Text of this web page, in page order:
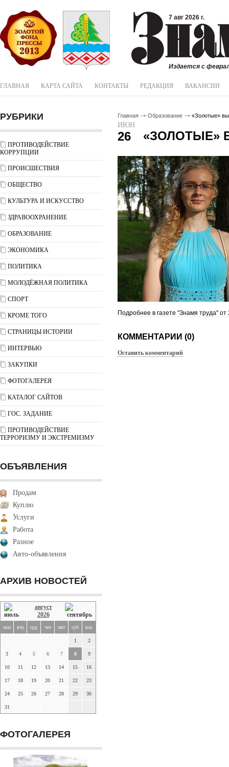
7 авг 2026 г.
Издается с
ГЛАВНАЯ КАРТА САЙТА КОНТАКТЫ РЕДАКЦИЯ ВАКАНСИИ
РУБРИКИ
ПРОТИВОДЕЙСТВИЕ
КОРРУПЦИИ
ПРОИСШЕСТВИЯ
ОБЩЕСТВО
КУЛЬТУРА И ИСКУССТВО
ЗДРАВООХРАНЕНИЕ
ОБРАЗОВАНИЕ
ЭКОНОМИКА
ПОЛИТИКА
МОЛОДЁЖНАЯ ПОЛИТИКА
СПОРТ
КРОМЕ ТОГО
СТРАНИЦЫ ИСТОРИИ
ИНТЕРВЬЮ
ЗАКУПКИ
ФОТОГАЛЕРЕЯ
КАТАЛОГ САЙТОВ
ГОС. ЗАДАНИЕ
ПРОТИВОДЕЙСТВИЕ
ТЕРРОРИЗМУ И ЭКСТРЕМИЗМУ
ОБЪЯВЛЕНИЯ
Продам
Куплю
Услуги
Работа
Разное
Авто-объявления
АРХИВ НОВОСТЕЙ
август
2026
пон втр срд чет пят суб вск
1 2
3 4 5 6 7 8 9
10 11 12 13 14 15 16
17 18 19 20 21 22 23
24 25 26 27 28 29 30
31
ФОТОГАЛЕРЕЯ
Главная Образование «Золотые»
ИЮН
26 «ЗОЛОТЫЕ»
Подробнее в газете "Знамя труда"
КОММЕНТАРИИ (0)
Оставить комментарий